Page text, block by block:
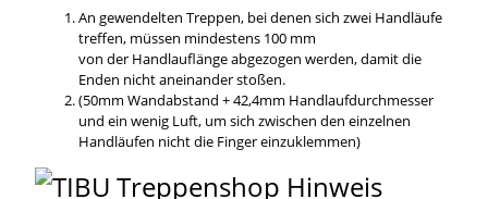
An gewendelten Treppen, bei denen sich zwei Handläufe
treffen, müssen mindestens 100 mm
von der Handlauflänge abgezogen werden, damit die
Enden nicht aneinander stoßen.
(50mm Wandabstand + 42,4mm Handlaufdurchmesser
und ein wenig Luft, um sich zwischen den einzelnen
Handläufen nicht die Finger einzuklemmen)